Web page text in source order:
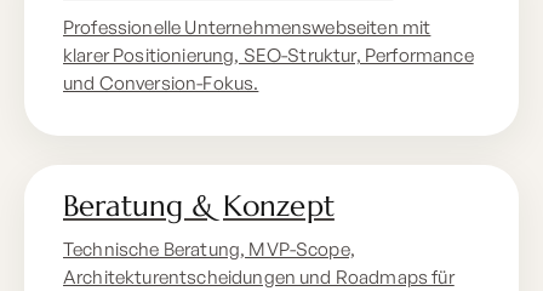
Professionelle Unternehmenswebseiten mit
klarer Positionierung, SEO-Struktur, Performance
und Conversion-Fokus.
Beratung & Konzept
Technische Beratung, MVP-Scope,
Architekturentscheidungen und Roadmaps für